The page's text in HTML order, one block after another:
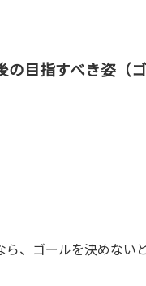
の目指すべき姿（ゴ
ら、ゴールを決めな